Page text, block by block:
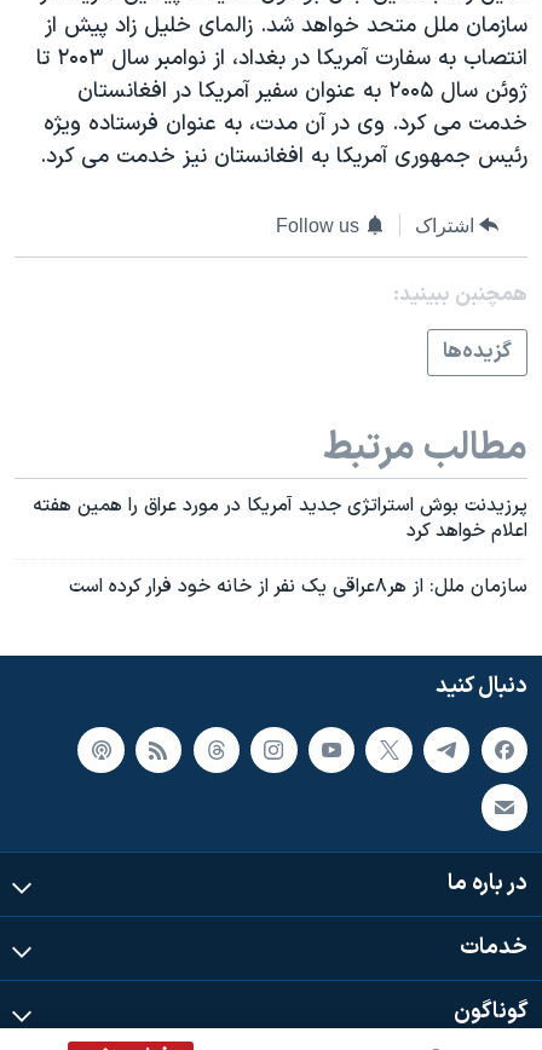
نرگس محمدی برنده جایزه نوبل صلح
همایش محافظه‌کاران آمریکا «سی‌پک»
صفحه‌های ویژه
سفر پرزیدنت ترامپ به چین
سازمان ملل متحد خواهد شد. زالمای خليل زاد پيش از
انتصاب به سفارت آمريکا در بغداد، از نوامبر سال ۲۰۰۳ تا
ژوئن سال ۲۰۰۵ به عنوان سفير آمريکا در افغانستان
خدمت می کرد. وی در آن مدت، به عنوان فرستاده ويژه
رئيس جمهوری آمريکا به افغانستان نيز خدمت می کرد.
اشتراک Follow us
همچنبن ببینید:
گزيده‌ها
مطالب مرتبط
پرزيدنت بوش استراتژی جديد آمريکا در مورد عراق را همين هفته
اعلام خواهد کرد
سازمان ملل: از هر۸عراقی يک نفر از خانه خود فرار کرده است
دنبال کنید
در باره ما
خدمات
گوناگون